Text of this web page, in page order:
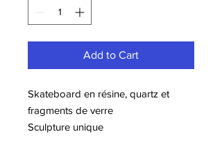
Add to Cart
Skateboard en résine, quartz et
fragments de verre
Sculpture unique